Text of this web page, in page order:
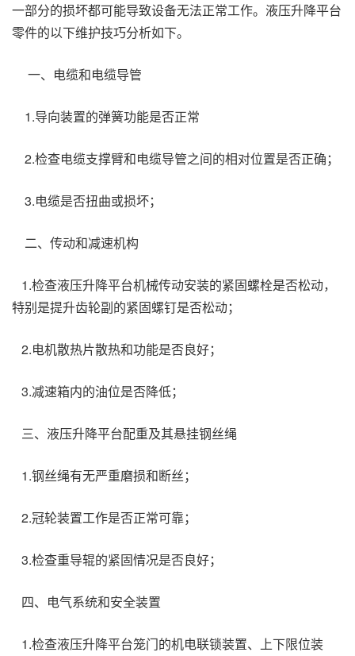
一部分的损坏都可能导致设备无法正常工作。液压升降平台
零件的以下维护技巧分析如下。
一、电缆和电缆导管
1.导向装置的弹簧功能是否正常
2.检查电缆支撑臂和电缆导管之间的相对位置是否正确；
3.电缆是否扭曲或损坏；
二、传动和减速机构
1.检查液压升降平台机械传动安装的紧固螺栓是否松动，
特别是提升齿轮副的紧固螺钉是否松动；
2.电机散热片散热和功能是否良好；
3.减速箱内的油位是否降低；
三、液压升降平台配重及其悬挂钢丝绳
1.钢丝绳有无严重磨损和断丝；
2.冠轮装置工作是否正常可靠；
3.检查重导辊的紧固情况是否良好；
四、电气系统和安全装置
1.检查液压升降平台笼门的机电联锁装置、上下限位装